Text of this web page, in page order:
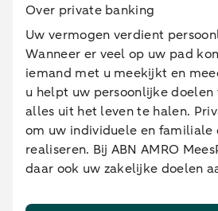
Over private banking
Uw vermogen verdient
Wanneer er veel op uw pad
iemand met u meekijkt en
u helpt uw persoonlijke doelen
alles uit het leven te halen.
om uw individuele en familiale
realiseren. Bij ABN AMRO
daar ook uw zakelijke doelen